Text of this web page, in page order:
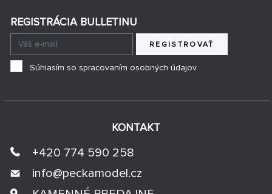
KONTAKT
+420 774 590 258
info@peckamodel.cz
REGISTRÁCIA BULLETINU
REGISTROVAŤ
Súhlasím so spracovaním osobných údajov